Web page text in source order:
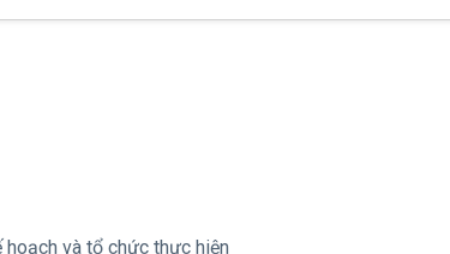
hoạch và tổ chức thực hiện